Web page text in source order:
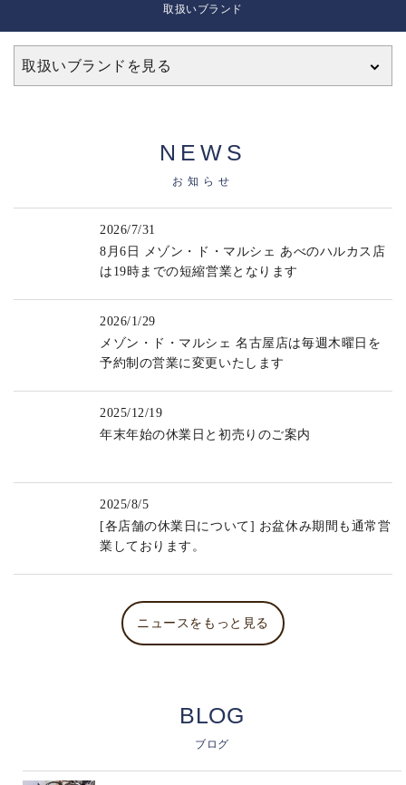
取扱いブランド
取扱いブランドを見る
NEWS
お知らせ
2026/7/31
8月6日 メゾン・ド・マルシェ あべのハルカス店
は19時までの短縮営業となります
2026/1/29
メゾン・ド・マルシェ 名古屋店は毎週木曜日を
予約制の営業に変更いたします
2025/12/19
年末年始の休業日と初売りのご案内
2025/8/5
[各店舗の休業日について] お盆休み期間も通常営
業しております。
ニュースをもっと見る
BLOG
ブログ